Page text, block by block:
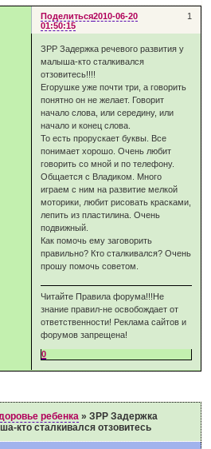
Поделиться 1
2010-06-20
01:50:15
ЗРР Задержка речевого развития у
малыша-кто сталкивался
отзовитесь!!!!
Егорушке уже почти три, а говорить
понятно он не желает. Говорит
начало слова, или середину, или
начало и конец слова.
То есть прорускает буквы. Все
понимает хорошо. Очень любит
говорить со мной и по телефону.
Общается с Владиком. Много
играем с ним на развитие мелкой
моторики, любит рисовать красками,
лепить из пластилина. Очень
подвижный.
Как помочь ему заговорить
правильно? Кто сталкивался? Очень
прошу помочь советом.
Читайте Правила форума!!!Не
знание правил-не освобождает от
ответственности! Реклама сайтов и
форумов запрещена!
0
ребенка »ЗРР Задержка
кто сталкивался отзовитесь